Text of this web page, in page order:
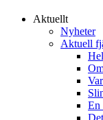
Aktuellt
Nyheter
Aktuell
En